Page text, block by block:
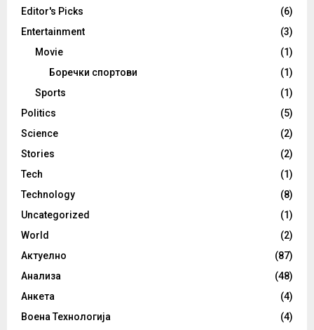
Editor's Picks
(6)
Entertainment
(3)
Movie
(1)
Боречки спортови
(1)
Sports
(1)
Politics
(5)
Science
(2)
Stories
(2)
Tech
(1)
Technology
(8)
Uncategorized
(1)
World
(2)
Актуелно
(87)
Анализа
(48)
Анкета
(4)
Воена Технологија
(4)